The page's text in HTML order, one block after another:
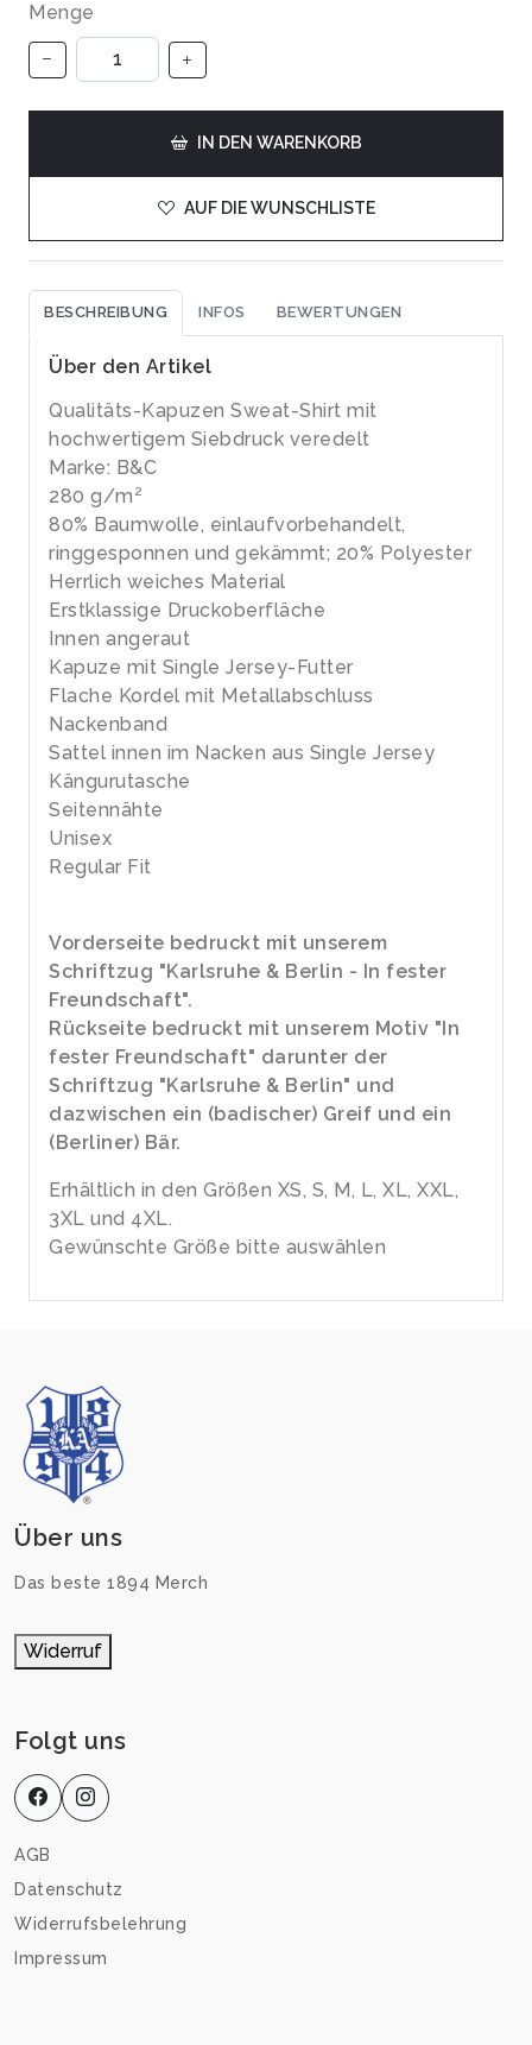
Menge
IN DEN WARENKORB
AUF DIE WUNSCHLISTE
BESCHREIBUNG INFOS BEWERTUNGEN
Über den Artikel
Qualitäts-Kapuzen Sweat-Shirt mit
hochwertigem Siebdruck veredelt
Marke: B&C
280 g/m²
80% Baumwolle, einlaufvorbehandelt,
ringgesponnen und gekämmt; 20% Polyester
Herrlich weiches Material
Erstklassige Druckoberfläche
Innen angeraut
Kapuze mit Single Jersey-Futter
Flache Kordel mit Metallabschluss
Nackenband
Sattel innen im Nacken aus Single Jersey
Kängurutasche
Seitennähte
Unisex
Regular Fit
Vorderseite bedruckt mit unserem
Schriftzug "Karlsruhe & Berlin - In fester
Freundschaft".
Rückseite bedruckt mit unserem Motiv "In
fester Freundschaft" darunter der
Schriftzug "Karlsruhe & Berlin" und
dazwischen ein (badischer) Greif und ein
(Berliner) Bär.
Erhältlich in den Größen XS, S, M, L, XL, XXL,
3XL und 4XL.
Gewünschte Größe bitte auswählen
Über uns
Das beste 1894 Merch
Widerruf
Folgt uns
AGB
Datenschutz
Widerrufsbelehrung
Impressum